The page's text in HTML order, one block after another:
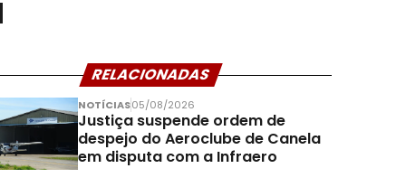
RELACIONADAS
NOTÍCIAS05/08/2026
Justiça suspende ordem de
despejo do Aeroclube de Canela
em disputa com a Infraero